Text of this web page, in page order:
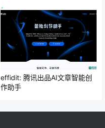
effidit: 腾讯出品AI文章智能创
作助手